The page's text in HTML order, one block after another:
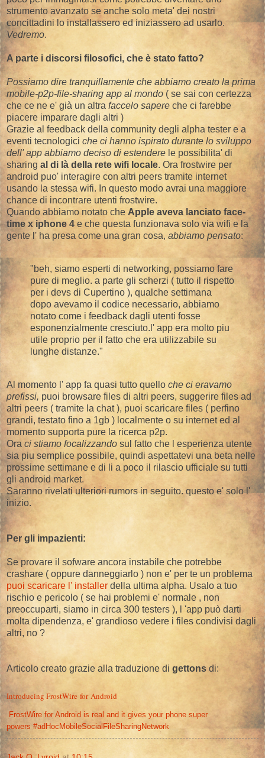
strumento avanzato se anche solo meta' dei nostri
concittadini lo installassero ed iniziassero ad usarlo.
Vedremo.
A parte i discorsi filosofici, che è stato fatto?
Possiamo dire tranquillamente che abbiamo creato la prima
mobile-p2p-file-sharing app al mondo ( se sai con certezza
che ce ne e' già un altra faccelo sapere che ci farebbe
piacere imparare dagli altri )
Grazie al feedback della community degli alpha tester e a
eventi tecnologici che ci hanno ispirato durante lo sviluppo
dell' app abbiamo deciso di estendere le possibilita' di
sharing al di là della rete wifi locale. Ora frostwire per
android puo' interagire con altri peers tramite internet
usando la stessa wifi. In questo modo avrai una maggiore
chance di incontrare utenti frostwire.
Quando abbiamo notato che Apple aveva lanciato face-
time x iphone 4 e che questa funzionava solo via wifi e la
gente l' ha presa come una gran cosa, abbiamo pensato:
"beh, siamo esperti di networking, possiamo fare
pure di meglio. a parte gli scherzi ( tutto il rispetto
per i devs di Cupertino ), qualche settimana
dopo avevamo il codice necessario, abbiamo
notato come i feedback dagli utenti fosse
esponenzialmente cresciuto.l' app era molto piu
utile proprio per il fatto che era utilizzabile su
lunghe distanze."
Al momento l' app fa quasi tutto quello che ci eravamo
prefissi, puoi browsare files di altri peers, suggerire files ad
altri peers ( tramite la chat ), puoi scaricare files ( perfino
grandi, testato fino a 1gb ) localmente o su internet ed al
momento supporta pure la ricerca p2p.
Ora ci stiamo focalizzando sul fatto che l esperienza utente
sia piu semplice possibile, quindi aspettatevi una beta nelle
prossime settimane e di li a poco il rilascio ufficiale su tutti
gli android market.
Saranno rivelati ulteriori rumors in seguito. questo e' solo l'
inizio.
Per gli impazienti:
Se provare il sofware ancora instabile che potrebbe
crashare ( oppure danneggiarlo ) non e' per te un problema
puoi scaricare l' installer della ultima alpha. Usalo a tuo
rischio e pericolo ( se hai problemi e' normale , non
preoccuparti, siamo in circa 300 testers ), l 'app può darti
molta dipendenza, e' grandioso vedere i files condivisi dagli
altri, no ?
Articolo creato grazie alla traduzione di gettons di:
Introducing FrostWire for Android
FrostWire for Android is real and it gives your phone super
powers #adHocMobileSocialFileSharingNetwork